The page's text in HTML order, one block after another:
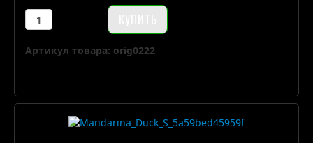
Артикул товара: orig0222